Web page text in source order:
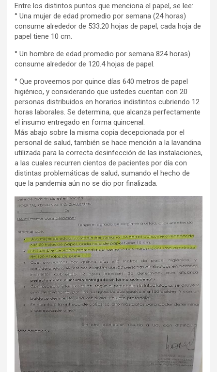
Entre los distintos puntos que menciona el papel, se lee:
° Una mujer de edad promedio por semana (24 horas)
consume alrededor de 533.20 hojas de papel, cada hoja de
papel tiene 10 cm.
° Un hombre de edad promedio por semana 824 horas)
consume alrededor de 120.4 hojas de papel.
° Que proveemos por quince días 640 metros de papel
higiénico, y considerando que ustedes cuentan con 20
personas distribuidos en horarios indistintos cubriendo 12
horas laborales. Se determina, que alcanza perfectamente
el insumo entregado en forma quincenal.
Más abajo sobre la misma copia decepcionada por el
personal de salud, también se hace mención a la lavandina
utilizada para la correcta desinfección de las instalaciones,
a las cuales recurren cientos de pacientes por día con
distintas problemáticas de salud, sumando el hecho de
que la pandemia aún no se dio por finalizada.